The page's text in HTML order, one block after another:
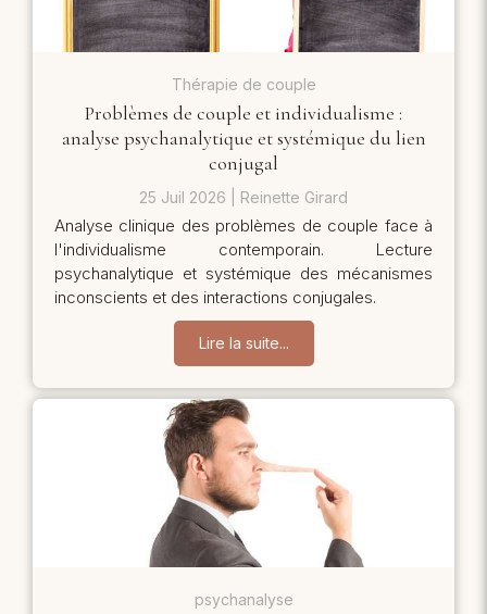
Thérapie de couple
Problèmes de couple et individualisme :
analyse psychanalytique et systémique du lien
conjugal
25 Juil 2026 Reinette Girard
Analyse clinique des problèmes de couple face à
l'individualisme contemporain. Lecture
psychanalytique et systémique des mécanismes
inconscients et des interactions conjugales.
Lire la suite...
psychanalyse